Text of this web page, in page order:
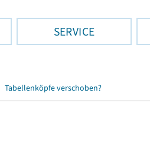
SERVICE
Tabellenköpfe verschoben?